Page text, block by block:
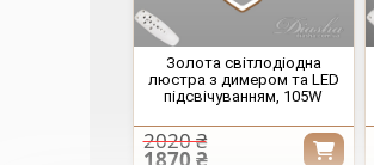
Золота світлодіодна
люстра з димером та LED
підсвічуванням, 105W
2020 ₴
1870 ₴